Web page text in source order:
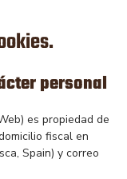
personal
es propiedad de
fiscal en
Spain) y correo